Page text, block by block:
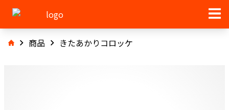
商品 きたあかりコロッケ